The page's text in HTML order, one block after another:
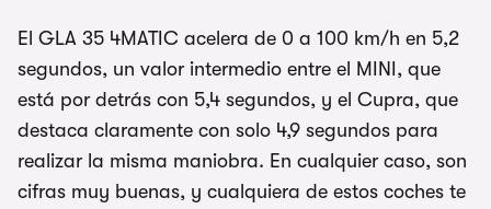
El GLA 35 4MATIC acelera de 0 a 100 km/h en 5,2
segundos, un valor intermedio entre el MINI, que
está por detrás con 5,4 segundos, y el Cupra, que
destaca claramente con solo 4,9 segundos para
realizar la misma maniobra. En cualquier caso, son
cifras muy buenas, y cualquiera de estos coches te